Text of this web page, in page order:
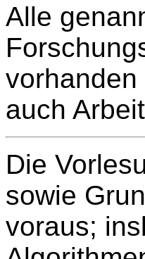
Alle
auch
Die
sowie
voraus;